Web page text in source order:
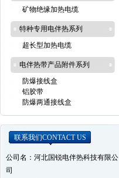
矿物绝缘加热电缆
特种专用电伴热系列
超长型加热电缆
电伴热带产品附件系列
防爆接线盒
铝胶带
防爆两通接线盒
联系我们CONTACT US
公司名：河北国锐电伴热科技有限公
司